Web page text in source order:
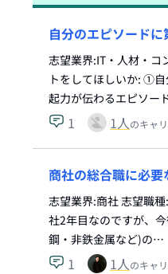
自分のエピソード
志望業界:IT・人材・コ
トをしてほしいか: ①
起力が伝わるエピソー
1 1人のキャ
商社の総合職に必
志望業界:商社 志望職
社2年目なのですが、
鋼・非鉄金属など)の…
1 1人のキャ